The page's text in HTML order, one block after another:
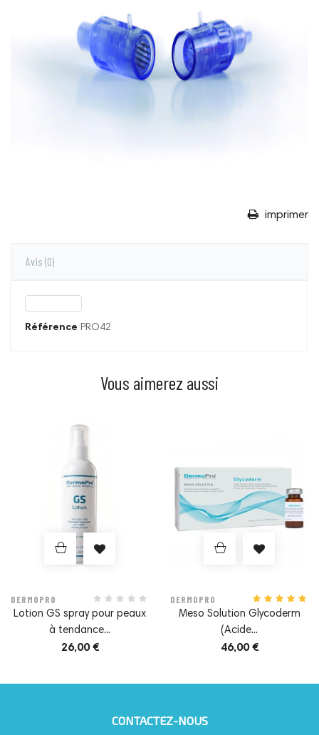
imprimer
Avis (0)
Référence PRO42
Vous aimerez aussi
DERMOPRO
Lotion GS spray pour peaux
à tendance...
26,00 €
DERMOPRO
Meso Solution Glycoderm
(Acide...
46,00 €
CONTACTEZ-NOUS